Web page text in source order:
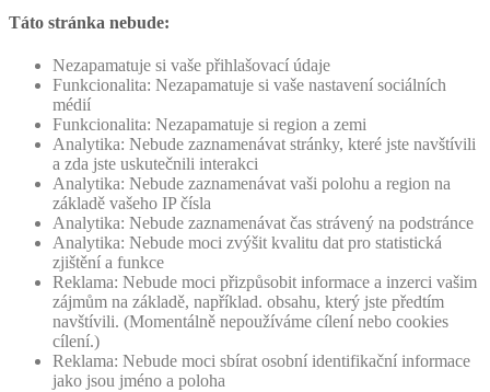
Táto stránka nebude:
Nezapamatuje si vaše přihlašovací údaje
Funkcionalita: Nezapamatuje si vaše nastavení sociálních
médií
Funkcionalita: Nezapamatuje si region a zemi
Analytika: Nebude zaznamenávat stránky, které jste navštívili
a zda jste uskutečnili interakci
Analytika: Nebude zaznamenávat vaši polohu a region na
základě vašeho IP čísla
Analytika: Nebude zaznamenávat čas strávený na podstránce
Analytika: Nebude moci zvýšit kvalitu dat pro statistická
zjištění a funkce
Reklama: Nebude moci přizpůsobit informace a inzerci vašim
zájmům na základě, například. obsahu, který jste předtím
navštívili. (Momentálně nepoužíváme cílení nebo cookies
cílení.)
Reklama: Nebude moci sbírat osobní identifikační informace
jako jsou jméno a poloha